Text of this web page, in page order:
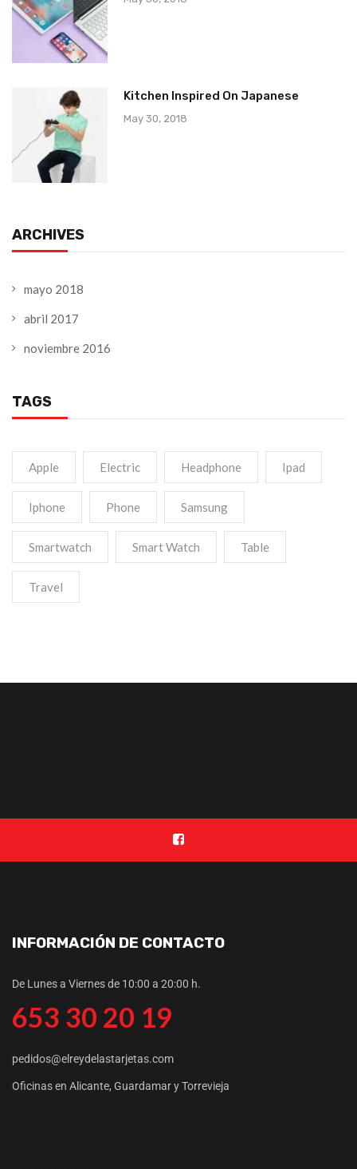
Kitchen Inspired On Japanese
May 30, 2018
ARCHIVES
mayo 2018
abril 2017
noviembre 2016
TAGS
Apple Electric Headphone Ipad
Iphone Phone Samsung
Smartwatch Smart Watch Table
Travel
INFORMACIÓN DE CONTACTO
De Lunes a Viernes de 10:00 a 20:00 h.
653 30 20 19
pedidos@elreydelastarjetas.com
Oficinas en Alicante, Guardamar y Torrevieja